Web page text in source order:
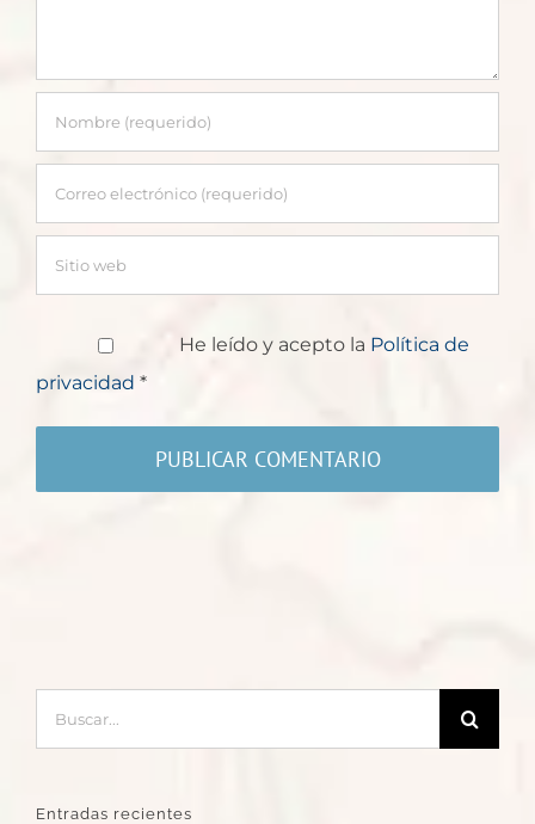
He leído y acepto la Política de
privacidad *
Entradas recientes